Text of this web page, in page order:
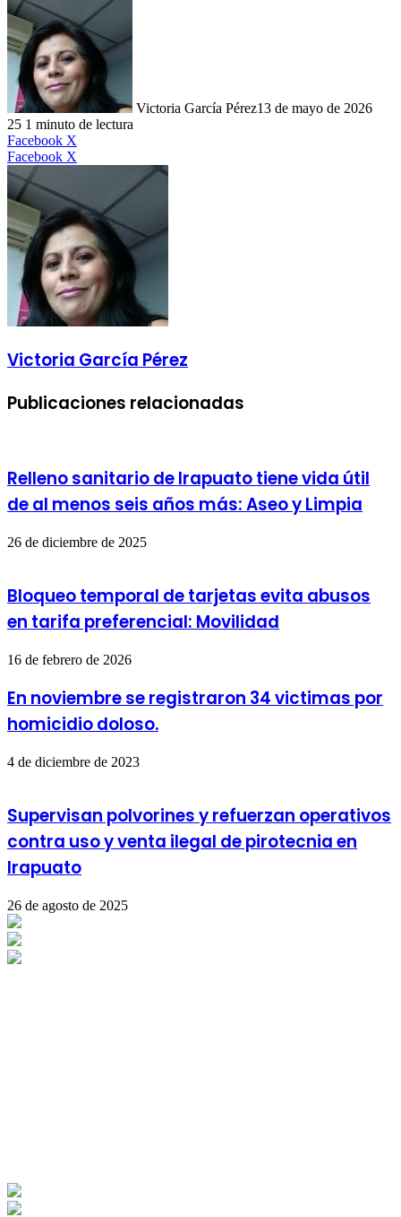
Victoria García Pérez13 de mayo de 2026
25 1 minuto de lectura
Facebook X
Facebook X
electrónico
Victoria García Pérez
Publicaciones relacionadas
Relleno sanitario de Irapuato tiene vida útil
de al menos seis años más: Aseo y Limpia
26 de diciembre de 2025
Bloqueo temporal de tarjetas evita abusos
en tarifa preferencial: Movilidad
16 de febrero de 2026
En noviembre se registraron 34 victimas por
homicidio doloso.
4 de diciembre de 2023
Supervisan polvorines y refuerzan operativos
contra uso y venta ilegal de pirotecnia en
Irapuato
26 de agosto de 2025